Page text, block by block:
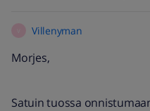
Villenyman
Morjes,
Satuin tuossa